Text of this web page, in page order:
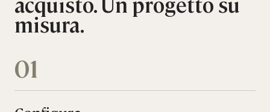
misura.
01